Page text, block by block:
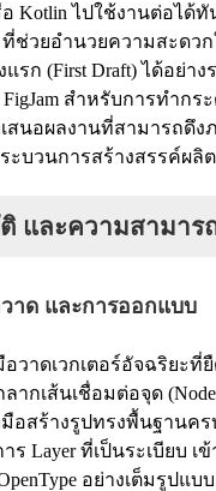
Kotlin ไปใช้งานต่อได้
ที่ช่วยอำนวยความสะดว
แรก (First Draft) ได้อย่า
สำหรับการทำกร
เสนอผลงานที่สามารถดึ
ะบวนการสร้างสรรค์ผ
และความสามาร
าด และการออกแบบ
อวาดเวกเตอร์อัจฉริยะที่
ากเส้นเชื่อมต่อจุด
มือสร้างรูปทรงพื้นฐานค
ร Layer ที่เป็นระเบียบ เข้
อย่างเต็มรูปแ